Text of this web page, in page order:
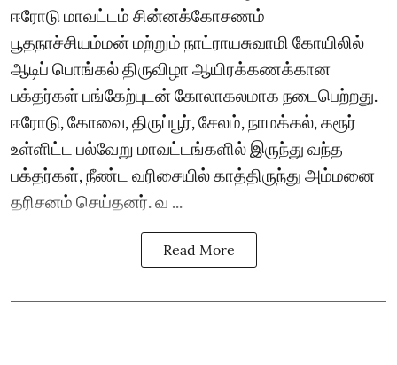
ஈரோடு மாவட்டம் சின்னக்கோசணம்
பூதநாச்சியம்மன் மற்றும் நாட்ராயசுவாமி கோயிலில்
ஆடிப் பொங்கல் திருவிழா ஆயிரக்கணக்கான
பக்தர்கள் பங்கேற்புடன் கோலாகலமாக நடைபெற்றது.
ஈரோடு, கோவை, திருப்பூர், சேலம், நாமக்கல், கரூர்
உள்ளிட்ட பல்வேறு மாவட்டங்களில் இருந்து வந்த
பக்தர்கள், நீண்ட வரிசையில் காத்திருந்து அம்மனை
தரிசனம் செய்தனர். வ ...
Read More